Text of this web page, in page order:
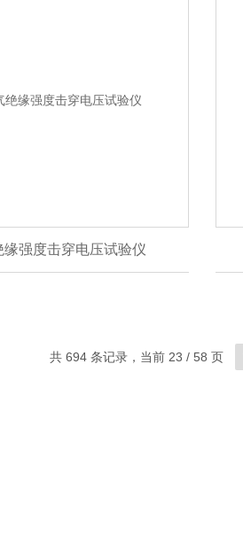
缘强度击穿电压试验仪
共 694 条记录，当前 23 / 58 页